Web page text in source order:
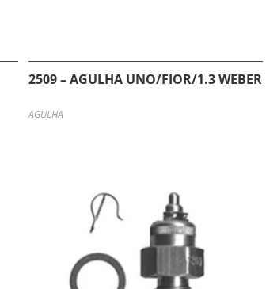
2509 – AGULHA UNO/FIOR/1.3 WEBER
AGULHA